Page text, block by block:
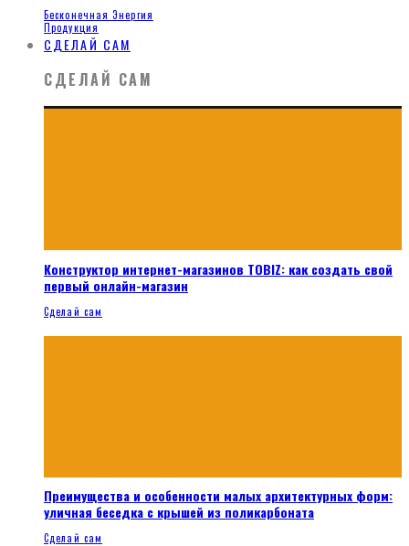
Бесконечная Энергия
Продукция
СДЕЛАЙ САМ
СДЕЛАЙ САМ
Конструктор интернет-магазинов TOBIZ: как создать свой
первый онлайн-магазин
Сделай сам
Преимущества и особенности малых архитектурных форм:
уличная беседка с крышей из поликарбоната
Сделай сам